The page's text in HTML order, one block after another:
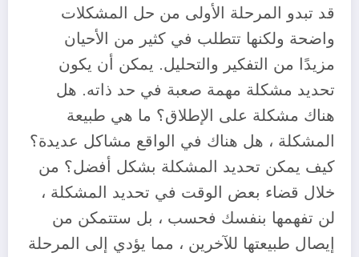
‎قد تبدو المرحلة الأولى من حل المشكلات
واضحة ولكنها تتطلب في كثير من الأحيان
مزيدًا من التفكير والتحليل. يمكن أن يكون
تحديد مشكلة مهمة صعبة في حد ذاته. هل
هناك مشكلة على الإطلاق؟ ما هي طبيعة
المشكلة ، هل هناك في الواقع مشاكل عديدة؟
كيف يمكن تحديد المشكلة بشكل أفضل؟ من
خلال قضاء بعض الوقت في تحديد المشكلة ،
لن تفهمها بنفسك فحسب ، بل ستتمكن من
إيصال طبيعتها للآخرين ، مما يؤدي إلى المرحلة